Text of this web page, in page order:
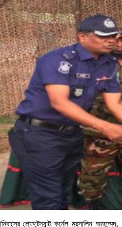
লেফটেন্যান্ট কর্নেল মুরসালিন আহম্মেদ,